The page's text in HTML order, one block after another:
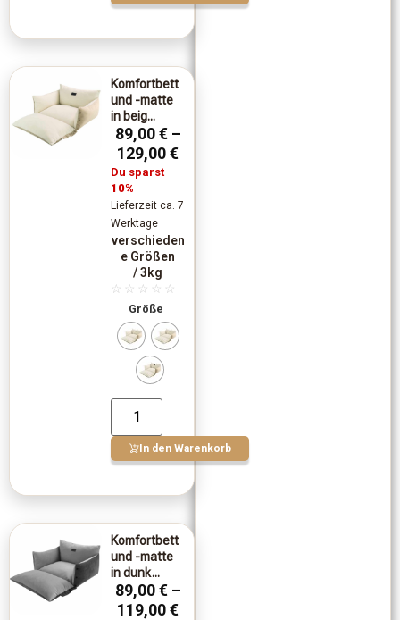
Komfortbett
und -matte
in beig...
89,00€ –
129,00€
Du sparst
10%
Lieferzeit ca. 7
Werktage
verschieden
e Größen
/ 3kg
☆ ☆ ☆ ☆ ☆
Größe
In den Warenkorb
Komfortbett
und -matte
in dunk...
89,00€ –
119,00€